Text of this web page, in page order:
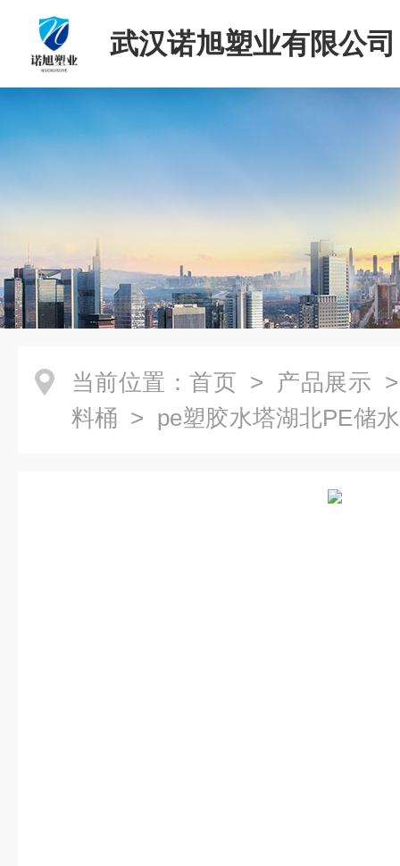
武汉诺旭塑业有限公司
当前位置： 首页 > 产品展示
料桶 > pe塑胶水塔湖北PE储